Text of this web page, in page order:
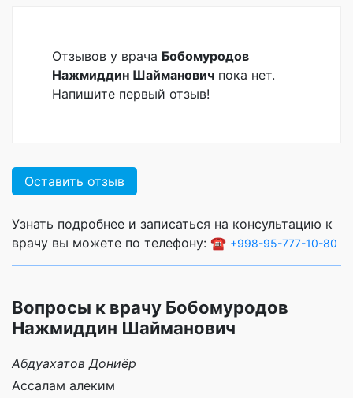
Отзывов у врача Бобомуродов
Нажмиддин Шайманович пока нет.
Напишите первый отзыв!
Оставить отзыв
Узнать подробнее и записаться на консультацию к
врачу вы можете по телефону: ☎️ +998-95-777-10-80
Вопросы к врачу Бобомуродов
Нажмиддин Шайманович
Абдуахатов Дониёр
Ассалам алеким